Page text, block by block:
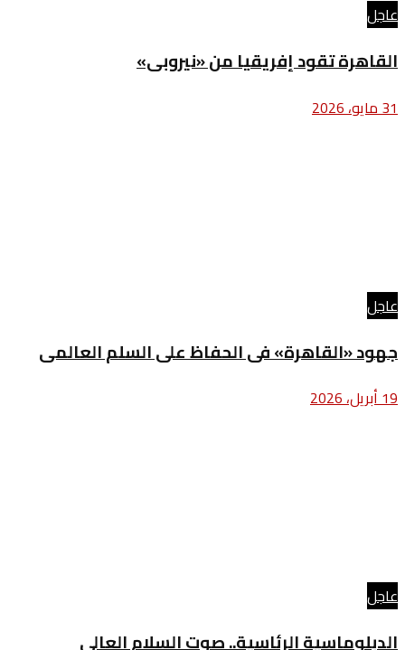
عاجل
القاهرة تقود إفريقيا من «نيروبى»
31 مايو، 2026
عاجل
جهود «القاهرة» فى الحفاظ على السلم العالمى
19 أبريل، 2026
عاجل
الدبلوماسية الرئاسية.. صوت السلام العالى